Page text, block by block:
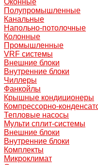
Оконные
Полупромышленные
Канальные
Напольно-потолочные
Колонные
Промышленные
VRF системы
Внешние блоки
Внутренние блоки
Чиллеры
Фанкойлы
Крышные кондиционеры
Компрессорно-
Тепловые насосы
Мульти сплит-системы
Внешние блоки
Внутренние блоки
Комплекты
Микроклимат